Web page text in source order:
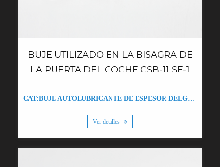
BUJE UTILIZADO EN LA BISAGRA DE
LA PUERTA DEL COCHE CSB-11 SF-1
CAT:BUJE AUTOLUBRICANTE DE ESPESOR DELGADO WZB-0.5 DU
Ver detalles